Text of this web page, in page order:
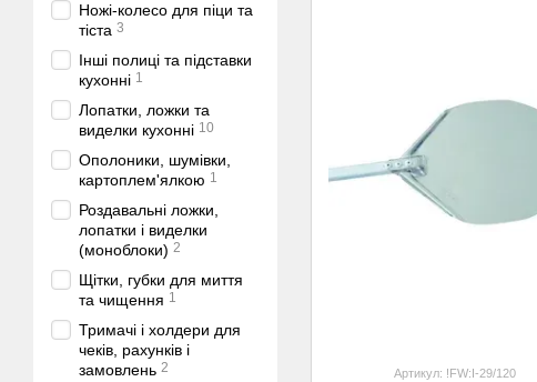
Артикул: !FW:I-29/120
Ножі-колесо для піци та
тіста 3
Інші полиці та підставки
кухонні 1
Лопатки, ложки та
виделки кухонні 10
Ополоники, шумівки,
картоплем'ялкою 1
Роздавальні ложки,
лопатки і виделки
(моноблоки) 2
Щітки, губки для миття
та чищення 1
Тримачі і холдери для
чеків, рахунків і
замовлень 2